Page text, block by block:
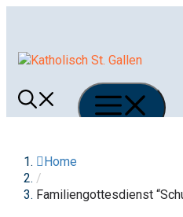
Home
/
Familiengottesdienst